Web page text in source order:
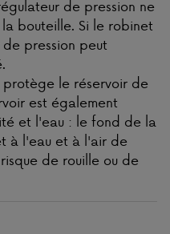
de pression ne
bouteille. Si le robinet
pression peut
le réservoir de
est également
et l'eau : le fond de la
à l'eau et à l'air de
de rouille ou de